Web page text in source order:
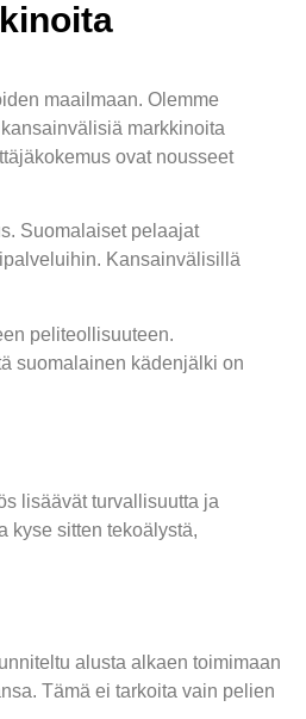
maailmaan. Olemme
markkinoita
ovat nousseet
Suomalaiset pelaajat
Kansainvälisillä
peliteollisuuteen.
suomalainen kädenjälki on
lisäävät turvallisuutta ja
kyse sitten tekoälystä,
alusta alkaen toimimaan
Tämä ei tarkoita vain pelien